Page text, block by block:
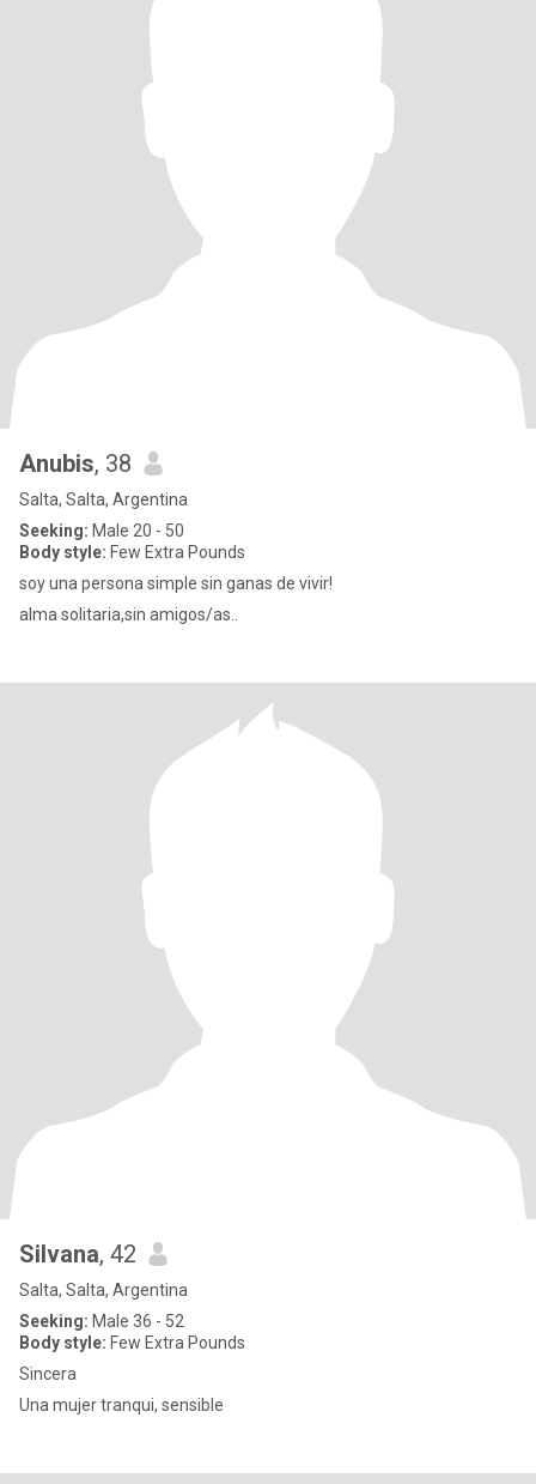
Anubis, 38
Salta, Salta, Argentina
Seeking: Male 20 - 50
Body style: Few Extra Pounds
soy una persona simple sin ganas de vivir!
alma solitaria,sin amigos/as..
Silvana, 42
Salta, Salta, Argentina
Seeking: Male 36 - 52
Body style: Few Extra Pounds
Sincera
Una mujer tranqui, sensible